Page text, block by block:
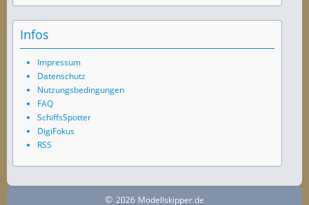
Infos
Impressum
Datenschutz
Nutzungsbedingungen
FAQ
SchiffsSpotter
DigiFokus
RSS
© 2026 Modellskipper.de